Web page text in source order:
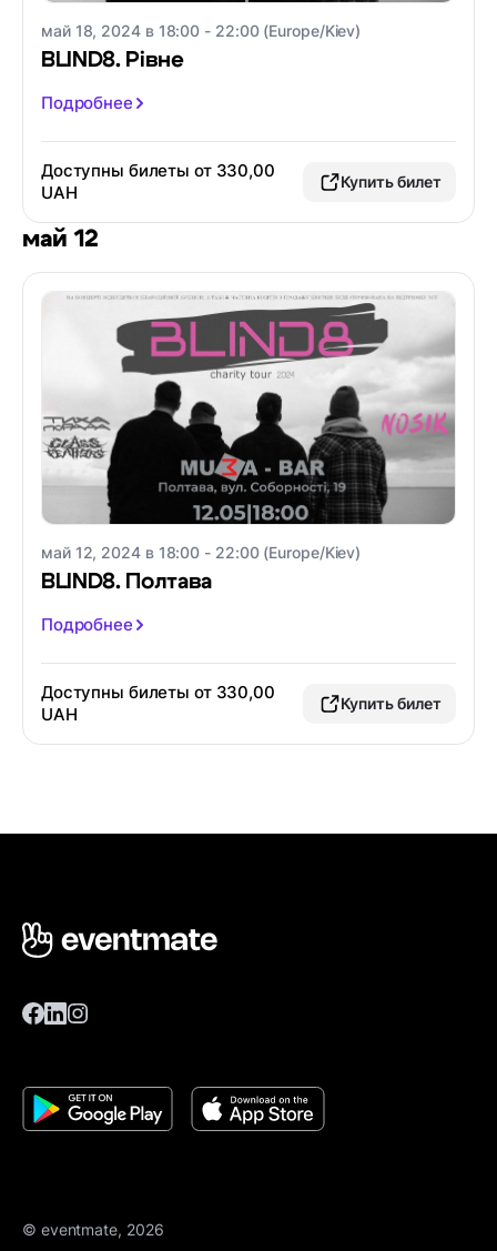
май 18, 2024 в 18:00 - 22:00 (Europe/Kiev)
BLIND8. Рівне
Подробнее
Доступны билеты от 330,00
UAH
Купить билет
май 12
май 12, 2024 в 18:00 - 22:00 (Europe/Kiev)
BLIND8. Полтава
Подробнее
Доступны билеты от 330,00
UAH
Купить билет
© eventmate, 2026